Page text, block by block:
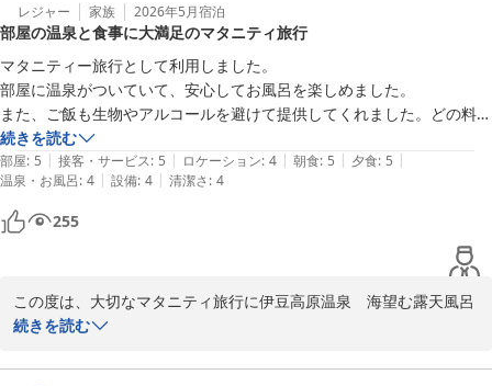
しい食事で満たされる時間の素晴らしさを日々感じておりますの
で、お客様にもお腹いっぱい楽しんでいただけたことが何よりの喜
びです。
また、スタッフの対応につきましても温かいお言葉をいただき、心
より感謝申し上げます。
当宿は全室から海を望むことができ、天気の良い日にはお部屋から
昇る朝日も格別です。また伊豆高原へお越しの際は、ぜひゆっくり
と羽を伸ばしにいらしてください。
ニッポニア高原宿夢海月
伊豆高原温泉 海望む露天風呂付客室 夢海月(ゆめみづき)
2026-07-20
レジャー 家族 2026年5月宿泊
部屋の温泉と食事に大満足のマタニティ旅行
マタニティー旅行として利用しました。
部屋に温泉がついていて、安心してお風呂を楽しめました。
また、ご飯も生物やアルコールを避けて提供してくれました。どの料理
も美味しくいただくことができました。
続きを読む
部屋: 5 | 接客・サービス: 5 | ロケーション: 4 | 朝食: 5 | 夕食: 5 |
温泉・お風呂: 4 | 設備: 4 | 清潔さ: 4
255
この度は、大切なマタニティ旅行に伊豆高原温泉　海望む露天風呂
付客室　夢海月(ゆめみづき)をお選びいただき、誠にありがとうご
続きを読む